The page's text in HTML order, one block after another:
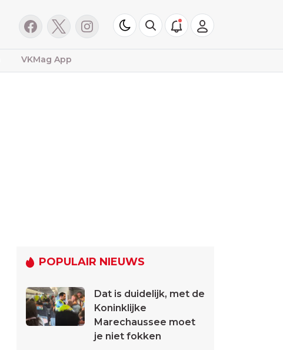
VKMag App
POPULAIR NIEUWS
Dat is duidelijk, met de
Koninklijke
Marechaussee moet
je niet fokken